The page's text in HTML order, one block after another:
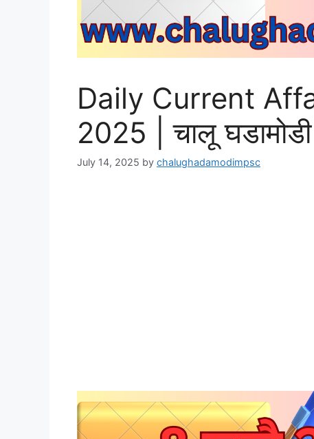
Daily Current
2025 | चालू
July 14, 2025 by chalughadamodimpsc